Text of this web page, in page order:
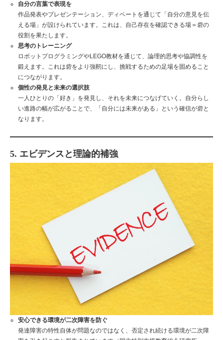
自分の言葉で表現を
作品発表やプレゼンテーション、ディベートを通じて「自分の意見を伝
える場」が設けられています。これは、自己存在を確認できる場＝砦の
役割を果たします。
思考のトレーニング
ロボットプログラミングやLEGO教材を通じて、論理的思考や協調性を
鍛えます。これは砦をより強靭にし、挑戦するための足場を固めること
につながります。
個性の発見と未来の選択肢
一人ひとりの「好き」を発見し、それを未来につなげていく。自分らし
い進路の幅が広がることで、「自分には未来がある」という確信が砦と
なります。
5. エビデンスと理論的補強
安心できる環境が二次障害を防ぐ
発達障害の特性自体が問題なのではなく、否定され続ける環境が二次障